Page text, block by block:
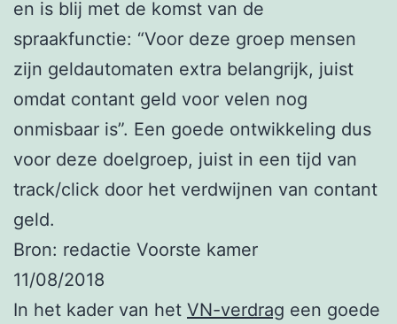
en is blij met de komst van de
spraakfunctie: “Voor deze groep mensen
zijn geldautomaten extra belangrijk, juist
omdat contant geld voor velen nog
onmisbaar is”. Een goede ontwikkeling dus
voor deze doelgroep, juist in een tijd van
track/click door het verdwijnen van contant
geld.
Bron: redactie Voorste kamer
11/08/2018
In het kader van het VN-verdrag een goede